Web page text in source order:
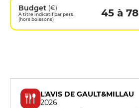
Budget (€)
A titre indicatif par pers.
(hors boissons)
45 à 78
L'AVIS DE GAULT&MILLAU
2026